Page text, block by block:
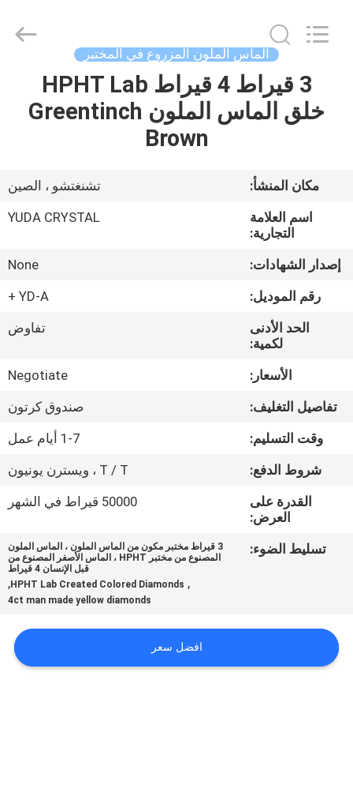
مسكن
معلومات
جولة
المعمل
مراقبة
الجودة
اتصل
خريطة
الموقع
Crystal
Co.,Ltd.
الماس الملون المزروع في المختبر
3 قيراط 4 قيراط HPHT Lab
خلق الماس الملون Greentinch
Brown
مكان المنشأ:
تشنغتشو ، الصين
اسم العلامة
التجارية:
YUDA CRYSTAL
إصدار الشهادات:
None
رقم الموديل:
YD-A +
الحد الأدنى
لكمية:
تفاوض
الأسعار:
Negotiate
تفاصيل التغليف:
صندوق كرتون
وقت التسليم:
1-7 أيام عمل
شروط الدفع:
T / T ، ويسترن يونيون
القدرة على
العرض:
50000 قيراط في الشهر
تسليط الضوء:
3 قيراط مختبر مكون من الماس الملون ، الماس الملون
المصنوع من مختبر HPHT ، الماس الأصفر المصنوع من
قبل الإنسان 4 قيراط
,
HPHT Lab Created Colored Diamonds
,
4ct man made yellow diamonds
افضل سعر